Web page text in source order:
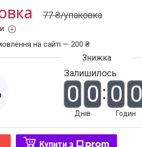
77 ₴/упаковка
на сайті — 200 ₴
Залишилось
0 0
Днів
0 0
Годин
Купити з